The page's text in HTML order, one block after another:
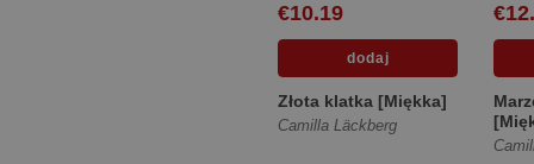
€10.19
Złota klatka [Miękka]
Camilla Läckberg